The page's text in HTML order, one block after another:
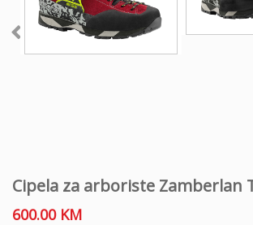
Cipela za arboriste Zamberlan
600.00 KM